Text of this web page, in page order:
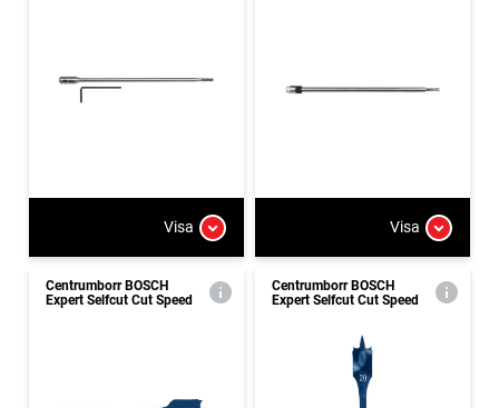
Visa Visa
Centrumborr BOSCH
Expert Selfcut Cut Speed
Centrumborr BOSCH
Expert Selfcut Cut Speed